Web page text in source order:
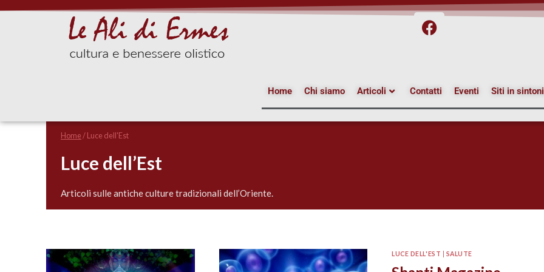
Home Chi siamo Articoli Contatti Eventi Siti in
Home/Luce dell'Est
Luce dell’Est
Articoli sulle antiche culture tradizionali dell’Oriente.
LUCE DELL'EST SALUTE